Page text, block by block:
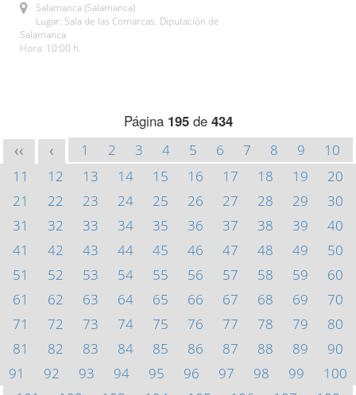
Salamanca (Salamanca)
Lugar: Sala de las Comarcas. Diputación de
Salamanca
Hora: 10:00 h.
Página 195de 434
<< < 1 2 3 4 5 6 7 8 9
10
11
12 13 14 15 16 17 18 19
20
21
22 23 24 25 26 27 28 29
30
31
32 33 34 35 36 37 38 39
40
41
42 43 44 45 46 47 48 49
50
51
52 53 54 55 56 57 58 59
60
61
62 63 64 65 66 67 68 69
70
71
72 73 74 75 76 77 78 79
80
81
82 83 84 85 86 87 88 89
90
91
92 93 94 95 96 97 98 99
100